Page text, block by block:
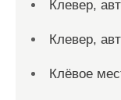
Клевер,
Клевер,
Клёвое